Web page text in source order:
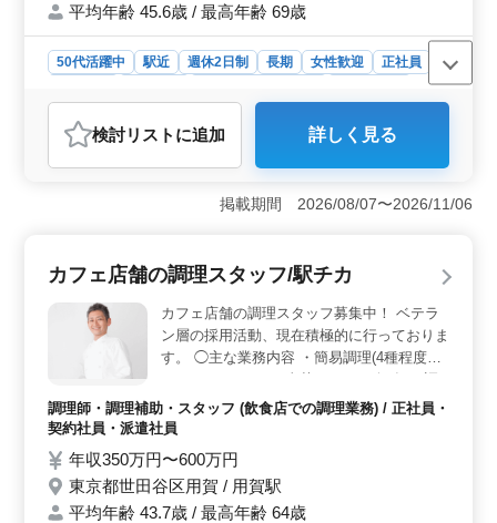
集、特に相続税対応可能な方は優遇致しま
す！ 皆様のご応募お待ちしております！
平均年齢 45.6歳 / 最高年齢 69歳
50代活躍中 駅近 週休2日制 長期 女性歓迎
正社員
おすすめポイント
＜駅近・中高年活躍中＞ 駅から徒歩2分の好立地で、50
代〜の経験者が活躍中の事務所です。自己計算や税務相
＞ 会計業務全般に携わっていただきます。顧問先への
者優遇＞ 税理士資格保有者、特に相続税対応経験者歓
務できます。
検討リスト に追加 詳しく見る
掲載期間 2026/08/07〜2026/11/06
カフェ店舗の調理スタッフ/駅チカ
カフェ店舗の調理スタッフ募集中！ ベテラ
ン層の採用活動、現在積極的に行っておりま
す。 ◯主な業務内容 ・簡易調理(4種程度の
セットメニュー) ・喫茶メニュー(軽食)の調
理 ・発注 ・シフト管理等 調理師免許をお持
ちの方優遇します。 現在50歳以上のベテラ
て、厨房で活躍してみませんか？
調理師・調理補助・スタッフ (飲食店での調理業務) / 正社員・
契約社員・派遣社員
年収350万円〜600万円
東京都世田谷区用賀 / 用賀駅
平均年齢 43.7歳 / 最高年齢 64歳